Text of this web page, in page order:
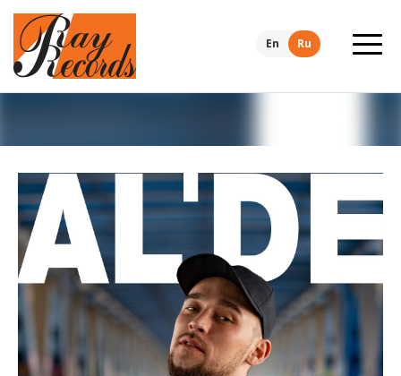
En Ru